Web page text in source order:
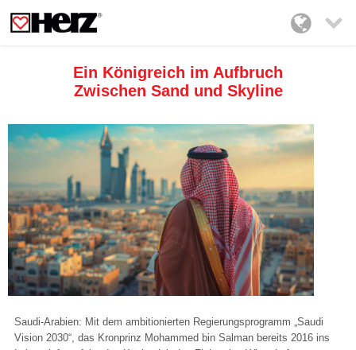

Ein Königreich im Aufbruch
Zwischen Sand und Skyline
Saudi-Arabien: Mit dem ambitionierten Regierungsprogramm „Saudi
Vision 2030“, das Kronprinz Mohammed bin Salman bereits 2016 ins